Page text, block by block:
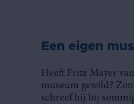
Een eigen
Heeft Fritz Mayer
museum gewild?
schreef hij bij